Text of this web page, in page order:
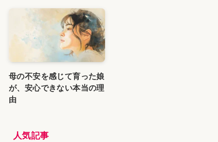
母の不安を感じて育った娘
が、安心できない本当の理
由
人気記事